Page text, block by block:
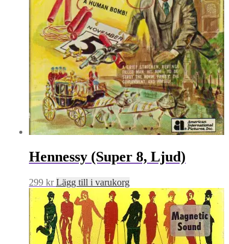
Hennessy (Super 8, Ljud)
299 kr Lägg till i varukorg